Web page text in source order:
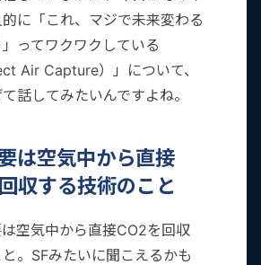
に「これ、マジで未来変わる
ってワクワクしている
Air Capture）」について、
話してみたいんですよね。
は空気中から直接
収する技術のこと
空気中から直接CO2を回収
。SFみたいに聞こえるかも